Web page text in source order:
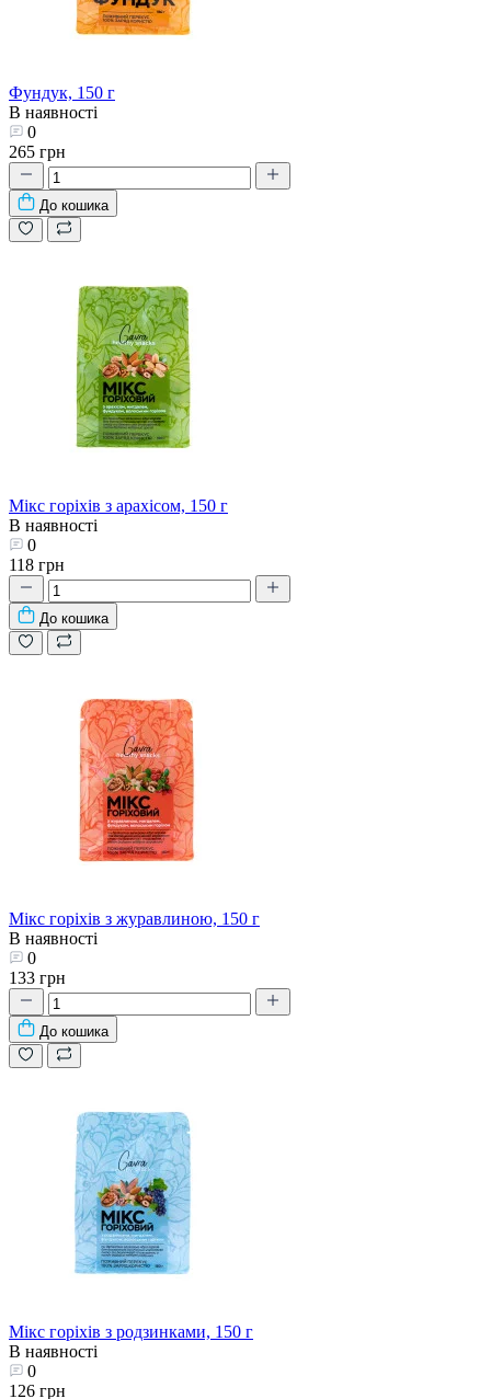
Фундук, 150 г
В наявності
0
265 грн
До кошика
Мікс горіхів з арахісом, 150 г
В наявності
0
118 грн
До кошика
Мікс горіхів з журавлиною, 150 г
В наявності
0
133 грн
До кошика
Мікс горіхів з родзинками, 150 г
В наявності
0
126 грн